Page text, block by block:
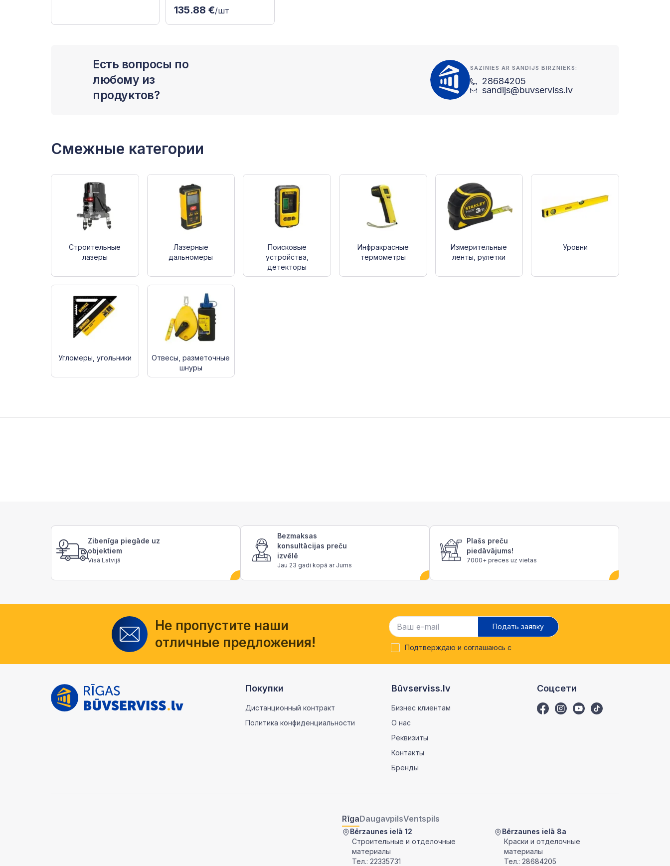
135.88 €/шт
Есть вопросы по
любому из
продуктов?
SAZINIES AR SANDIJS BIRZNIEKS:
28684205
sandijs@buvserviss.lv
Смежные категории
Строительные
лазеры
Лазерные
дальномеры
Поисковые
устройства,
детекторы
Инфракрасные
термометры
Измерительные
ленты, рулетки
Уровни
Угломеры, угольники
Отвесы, разметочные
шнуры
Zibenīga piegāde uz
objektiem
Visā Latvijā
Bezmaksas
konsultācijas preču
izvēlē
Jau 23 gadi kopā ar Jums
Plašs preču
piedāvājums!
7000+ preces uz vietas
Не пропустите наши
отличные предложения!
Подать заявку
Подтверждаю и соглашаюсь с
Покупки
Дистанционный контракт
Политика конфиденциальности
Būvserviss.lv
Бизнес клиентам
О нас
Реквизиты
Контакты
Бренды
Соцсети
RīgaDaugavpilsVentspils
Bērzaunes ielā 12
Строительные и отделочные
материалы
Тел.: 22335731
Bērzaunes ielā 8a
Краски и отделочные
материалы
Тел.: 28684205